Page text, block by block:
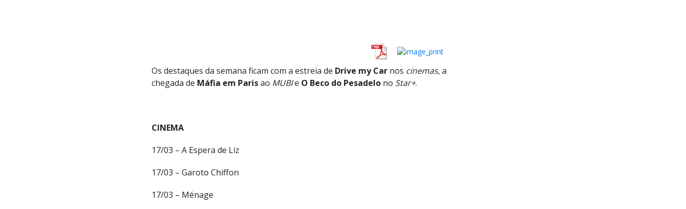
Os destaques da semana ficam com a estreia de Drive my Car nos cinemas, a
chegada de Máfia em Parisao MUBIe O Beco do Pesadelo no Star+.
CINEMA
17/03 – A Espera de Liz
17/03 – Garoto Chiffon
17/03 – Ménage